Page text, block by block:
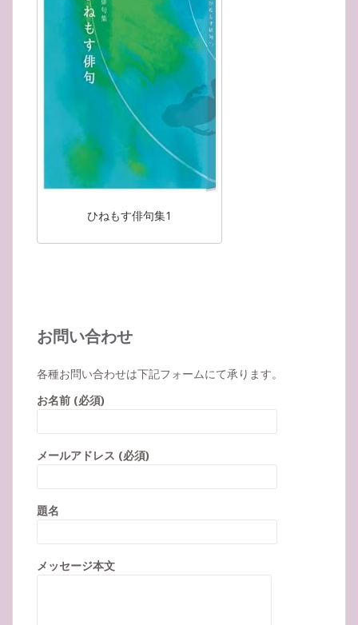
ひねもす俳句集1
お問い合わせ
各種お問い合わせは下記フォームにて承ります。
お名前 (必須)
メールアドレス (必須)
題名
メッセージ本文